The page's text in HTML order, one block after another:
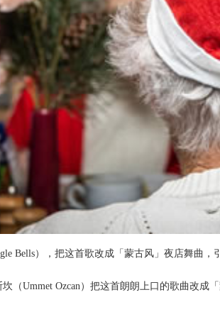
Bells），把这首歌改成「蒙古风」夜店舞曲，
坎（Ummet Ozcan）把这首朗朗上口的歌曲改